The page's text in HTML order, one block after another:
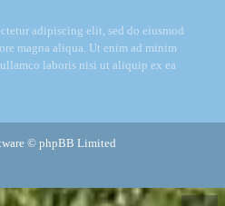
adipiscing elit, sed do eiusmod
magna aliqua. Ut enim ad minim
laboris nisi ut aliquip ex ea
© phpBB Limited